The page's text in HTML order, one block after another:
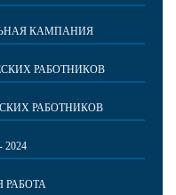
КАМПАНИЯ
РАБОТНИКОВ
РАБОТНИКОВ
РАБОТА